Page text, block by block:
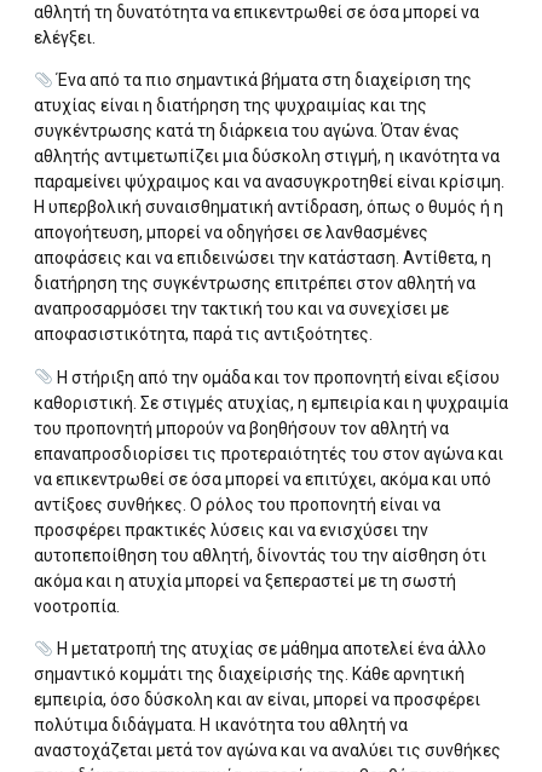
αθλητή τη δυνατότητα να επικεντρωθεί σε όσα μπορεί να
ελέγξει.
Ένα από τα πιο σημαντικά βήματα στη διαχείριση της
ατυχίας είναι η διατήρηση της ψυχραιμίας και της
συγκέντρωσης κατά τη διάρκεια του αγώνα. Όταν ένας
αθλητής αντιμετωπίζει μια δύσκολη στιγμή, η ικανότητα να
παραμείνει ψύχραιμος και να ανασυγκροτηθεί είναι κρίσιμη.
Η υπερβολική συναισθηματική αντίδραση, όπως ο θυμός ή η
απογοήτευση, μπορεί να οδηγήσει σε λανθασμένες
αποφάσεις και να επιδεινώσει την κατάσταση. Αντίθετα, η
διατήρηση της συγκέντρωσης επιτρέπει στον αθλητή να
αναπροσαρμόσει την τακτική του και να συνεχίσει με
αποφασιστικότητα, παρά τις αντιξοότητες.
Η στήριξη από την ομάδα και τον προπονητή είναι εξίσου
καθοριστική. Σε στιγμές ατυχίας, η εμπειρία και η ψυχραιμία
του προπονητή μπορούν να βοηθήσουν τον αθλητή να
επαναπροσδιορίσει τις προτεραιότητές του στον αγώνα και
να επικεντρωθεί σε όσα μπορεί να επιτύχει, ακόμα και υπό
αντίξοες συνθήκες. Ο ρόλος του προπονητή είναι να
προσφέρει πρακτικές λύσεις και να ενισχύσει την
αυτοπεποίθηση του αθλητή, δίνοντάς του την αίσθηση ότι
ακόμα και η ατυχία μπορεί να ξεπεραστεί με τη σωστή
νοοτροπία.
Η μετατροπή της ατυχίας σε μάθημα αποτελεί ένα άλλο
σημαντικό κομμάτι της διαχείρισής της. Κάθε αρνητική
εμπειρία, όσο δύσκολη και αν είναι, μπορεί να προσφέρει
πολύτιμα διδάγματα. Η ικανότητα του αθλητή να
αναστοχάζεται μετά τον αγώνα και να αναλύει τις συνθήκες